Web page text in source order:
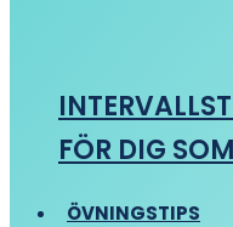
FÖR DIG
ÖVNINGSTIPS